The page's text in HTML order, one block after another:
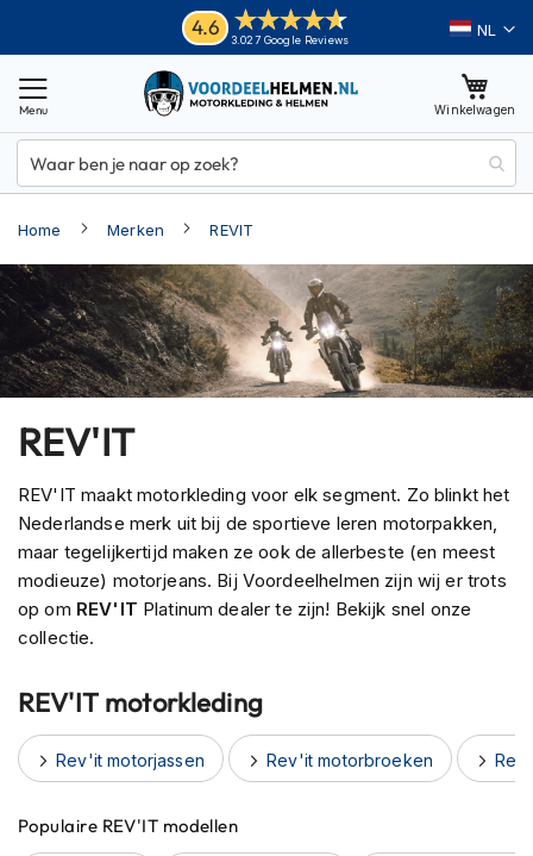
4.6
3.027 Google Reviews
Ga
naar
inhoud
Taal
Winkelwagen
M
o
t
o
h
l
e
n
A
d
v
n
t
u
r
e
h
e
m
e
B
l
u
e
o
Home Merken REVIT
REV'IT
REV'IT maakt motorkleding voor elk segment. Zo blinkt het
Nederlandse merk uit bij de sportieve leren motorpakken,
maar tegelijkertijd maken ze ook de allerbeste (en meest
modieuze) motorjeans. Bij Voordeelhelmen zijn wij er trots
op om REV'IT Platinum dealer te zijn! Bekijk snel onze
collectie.
REV'IT motorkleding
Rev'it motorjassen Rev'it motorbroeken
Populaire REV'IT modellen